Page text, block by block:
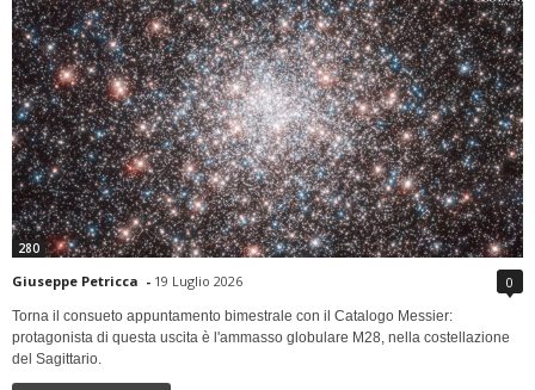
280
Giuseppe Petricca - 19 Luglio 2026 0
Torna il consueto appuntamento bimestrale con il Catalogo Messier:
protagonista di questa uscita è l'ammasso globulare M28, nella costellazione
del Sagittario.